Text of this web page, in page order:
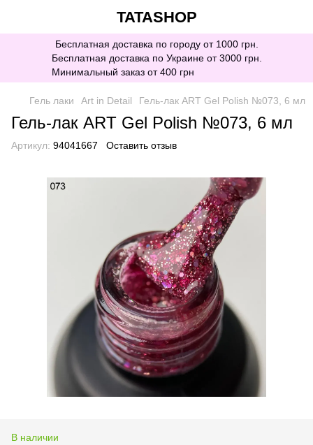
TATASHOP
Бесплатная доставка по городу от 1000 грн.
Бесплатная доставка по Украине от 3000 грн.
Минимальный заказ от 400 грн
Гель лаки Art in Detail Гель-лак ART Gel Polish №073, 6 мл
Гель-лак ART Gel Polish №073, 6 мл
Артикул: 94041667 Оставить отзыв
В наличии